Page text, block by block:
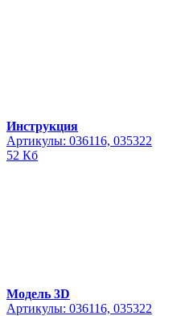
Инструкция
Артикулы: 036116, 035322
52 Кб
Модель 3D
Артикулы: 036116, 035322